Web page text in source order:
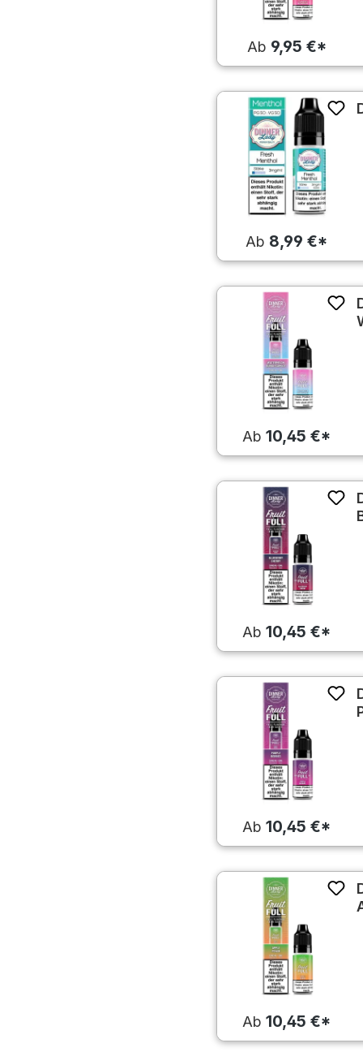
Ab 9,95 €*
Ab 8,99 €*
Ab10,45 €*
Ab10,45 €*
Ab10,45 €*
Ab10,45 €*